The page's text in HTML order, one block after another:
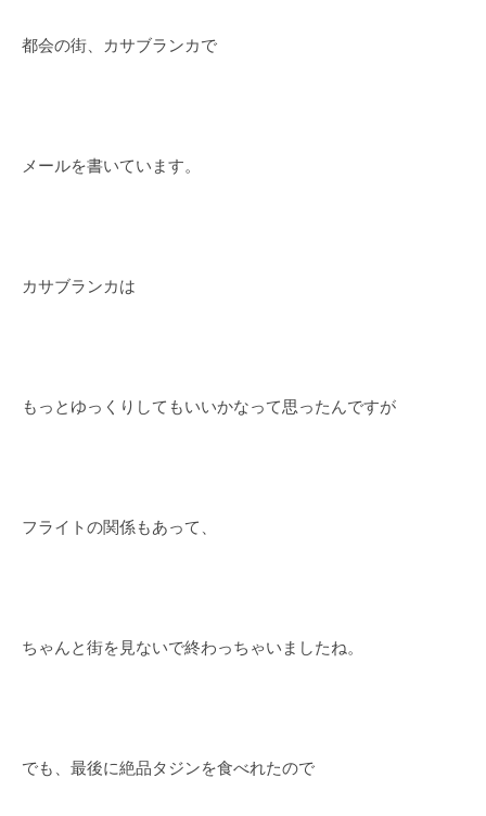
都会の街、カサブランカで
メールを書いています。
カサブランカは
もっとゆっくりしてもいいかなって思ったんですが
フライトの関係もあって、
ちゃんと街を見ないで終わっちゃいましたね。
でも、最後に絶品タジンを食べれたので